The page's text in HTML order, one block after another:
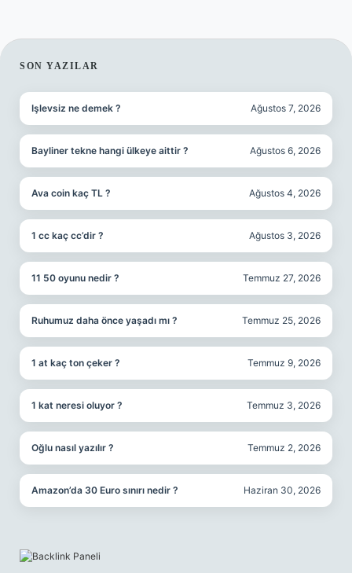
SIDEBAR
SON YAZILAR
Işlevsiz ne demek ? Ağustos 7, 2026
Bayliner tekne hangi ülkeye aittir ? Ağustos 6, 2026
Ava coin kaç TL ? Ağustos 4, 2026
1 cc kaç cc’dir ? Ağustos 3, 2026
11 50 oyunu nedir ? Temmuz 27, 2026
Ruhumuz daha önce yaşadı mı ? Temmuz 25, 2026
1 at kaç ton çeker ? Temmuz 9, 2026
1 kat neresi oluyor ? Temmuz 3, 2026
Oğlu nasıl yazılır ? Temmuz 2, 2026
Amazon’da 30 Euro sınırı nedir ? Haziran 30, 2026